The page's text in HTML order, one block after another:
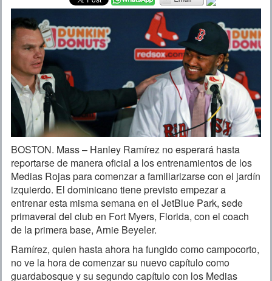
BOSTON. Mass – Hanley Ramírez no esperará hasta
reportarse de manera oficial a los entrenamientos de los
Medias Rojas para comenzar a familiarizarse con el jardín
izquierdo. El dominicano tiene previsto empezar a
entrenar esta misma semana en el JetBlue Park, sede
primaveral del club en Fort Myers, Florida, con el coach
de la primera base, Arnie Beyeler.
Ramírez, quien hasta ahora ha fungido como campocorto,
no ve la hora de comenzar su nuevo capítulo como
guardabosque y su segundo capítulo con los Medias